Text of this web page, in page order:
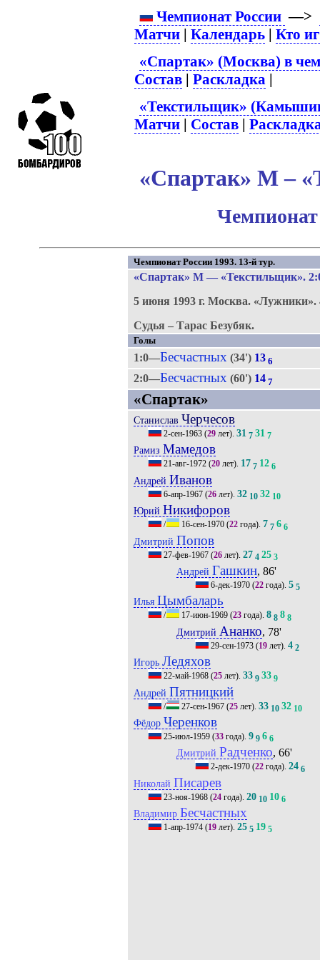
Чемпионат России —>
Матчи |Календарь |Кто
«Спартак» (Москва) в
Состав |Раскладка |
«Текстильщик»
Матчи | Состав |
«Спартак» М –
Чемпионат
Чемпионат России 1993. 13-й тур.
«Спартак» М— «Текстильщик».
5 июня 1993 г. Москва. «Лужники».
Судья – Тарас Безубяк.
Голы
1:0—Бесчастных (34') 13 6
2:0—Бесчастных (60') 14 7
«Спартак»
Станислав Черчесов
2-сен-1963(29лет). 31 7 31 7
Рамиз Мамедов
21-авг-1972(20лет). 17 7 12 6
Андрей Иванов
6-апр-1967(26лет). 32 10 32 10
Юрий Никифоров
/ 16-сен-1970(22года). 7 7 6 6
Дмитрий Попов
27-фев-1967(26лет). 27 4 25 3
Андрей Гашкин, 86'
6-дек-1970 (22 года).5 5
Илья Цымбаларь
/ 17-июн-1969(23года). 8 8 8 8
Дмитрий Ананко, 78'
29-сен-1973 (19 лет).4 2
Игорь Ледяхов
22-май-1968(25лет). 33 9 33 9
Андрей Пятницкий
/ 27-сен-1967(25лет). 33 10 32 10
Фёдор Черенков
25-июл-1959(33года). 9 9 6 6
Дмитрий Радченко, 66'
2-дек-1970 (22 года).24 6
Николай Писарев
23-ноя-1968(24года). 20 10 10 6
Владимир Бесчастных
1-апр-1974(19лет). 25 5 19 5